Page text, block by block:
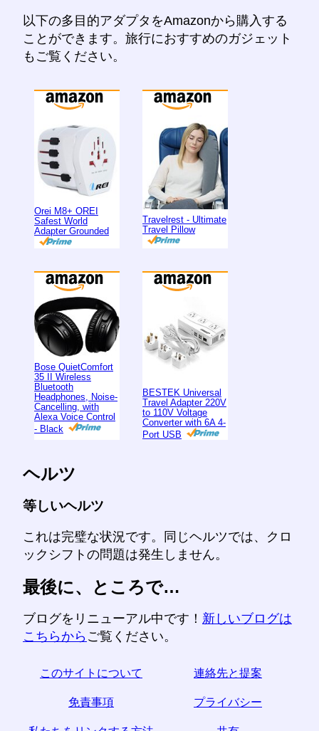
以下の多目的アダプタをAmazonから購入する
ことができます。旅行におすすめのガジェット
もご覧ください。
Orei M8+ OREI
Safest World
Adapter Grounded
Travelrest - Ultimate
Travel Pillow
Bose QuietComfort
35 II Wireless
Bluetooth
Headphones, Noise-
Cancelling, with
Alexa Voice Control
- Black
BESTEK Universal
Travel Adapter 220V
to 110V Voltage
Converter with 6A 4-
Port USB
ヘルツ
等しいヘルツ
これは完璧な状況です。同じヘルツでは、クロ
ックシフトの問題は発生しません。
最後に、ところで…
ブログをリニューアル中です！ 新しいブログは
こちらから ご覧ください。
このサイトについて 連絡先と提案
免責事項 プライバシー